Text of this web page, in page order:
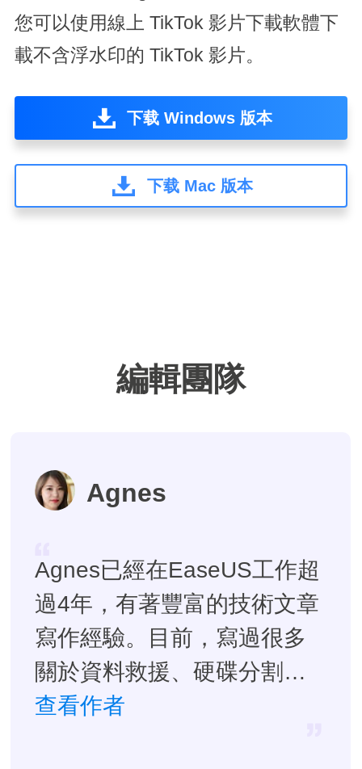
您可以使用線上 TikTok 影片下載軟體下
載不含浮水印的 TikTok 影片。
下载 Windows 版本
下载 Mac 版本
編輯團隊
Agnes
Agnes已經在EaseUS工作超
過4年，有著豐富的技術文章
寫作經驗。目前，寫過很多
關於資料救援、硬碟分割管
理或備份還原相關文章，希
查看作者